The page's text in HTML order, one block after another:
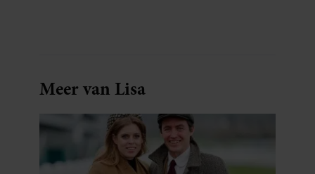
Meer van Lisa